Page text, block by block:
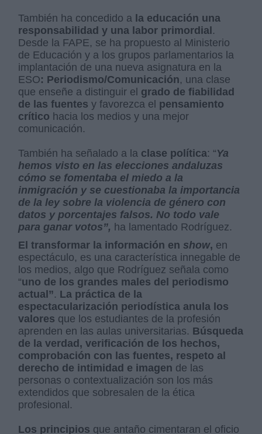
También ha concedido a la educación una
responsabilidad y una labor primordial.
Desde la FAPE, se ha propuesto al Ministerio
de Educación y a los grupos parlamentarios la
implantación de una nueva asignatura en la
ESO: Periodismo/Comunicación, una clase
que enseñe a distinguir el grado de fiabilidad
de las fuentes y favorezca el pensamiento
crítico hacia los medios y una mejor
comunicación.
También ha señalado a la clase política: “Ya
hemos visto en las elecciones andaluzas
cómo se fomentaba el miedo a la
inmigración y se cuestionaba la importancia
de la ley sobre la violencia de género con
datos y porcentajes falsos. No todo vale
para ganar votos”, ha lamentado Rodríguez.
El transformar la información en show, en
espectáculo, es una característica innegable de
los medios, algo que Rodríguez señala como
“uno de los grandes males del periodismo
actual”. La práctica de la
espectacularización periodística anula los
valores que los estudiantes de la profesión
aprenden en las aulas universitarias. Búsqueda
de la verdad, verificación de los hechos,
comprobación con las fuentes, respeto al
derecho de intimidad e imagen de las
personas o contextualización son los más
extendidos que sobresalen de la ética
profesional.
Los principios que antaño cimentaran el oficio